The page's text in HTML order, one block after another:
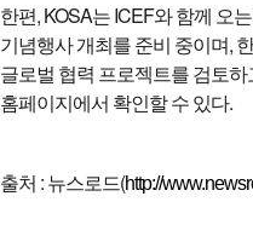
한편, KOSA는 ICEF와 함께 오
기념행사 개최를 준비 중이며,
글로벌 협력 프로젝트를 검토
홈페이지에서 확인할 수 있다.
출처 : 뉴스로드(http://